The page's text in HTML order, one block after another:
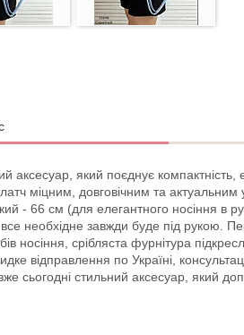
який поєднує компактність,
міцним, довговічним та
- 66 см (для елегантного носіння в
необхідне завжди буде під рукою.
носіння, срібляста фурнітура
відправлення по Україні,
сьогодні стильний аксесуар, який